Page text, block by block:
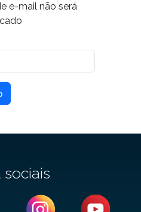
e-mail não será
sociais